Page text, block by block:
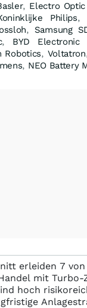
, Electro
Philips,
, Samsung
, BYD Electronic
Robotics, Voltatron
, NEO Battery
erleiden 7
mit
hoch